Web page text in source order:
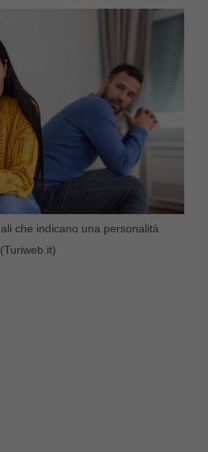
che indicano una personalità